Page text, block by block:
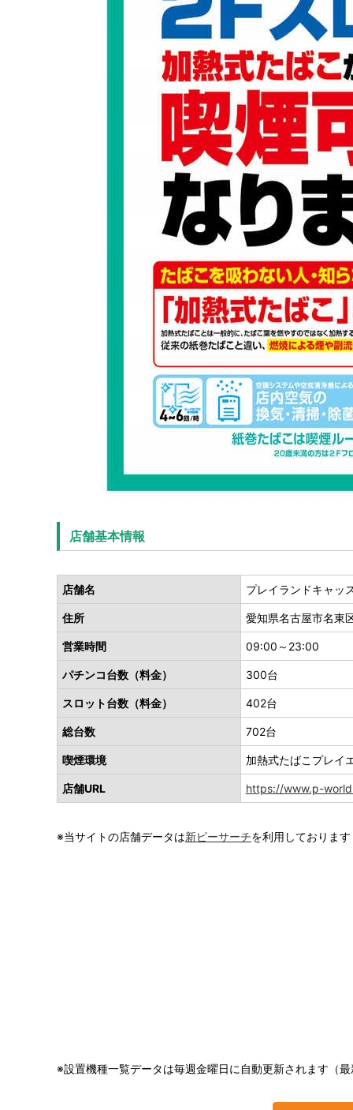
店舗基本情報
店舗名 プレイランドキャッ
住所 愛知県名古屋市名東
営業時間 09:00～23:00
パチンコ台数（料金） 300台
スロット台数（料金） 402台
総台数 702台
喫煙環境 加熱式たばこプレ
店舗URL https://www.p-
※当サイトの店舗データは新ピーサーチを利用しております
※設置機種一覧データは毎週金曜日に自動更新されます（